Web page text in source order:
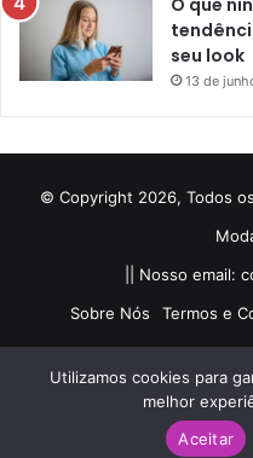
seu look
13 de
© Copyright 2026, Todos
|| Nosso email:
Sobre Nós
Termos e
Utilizamos cookies para
melhor
Aceitar